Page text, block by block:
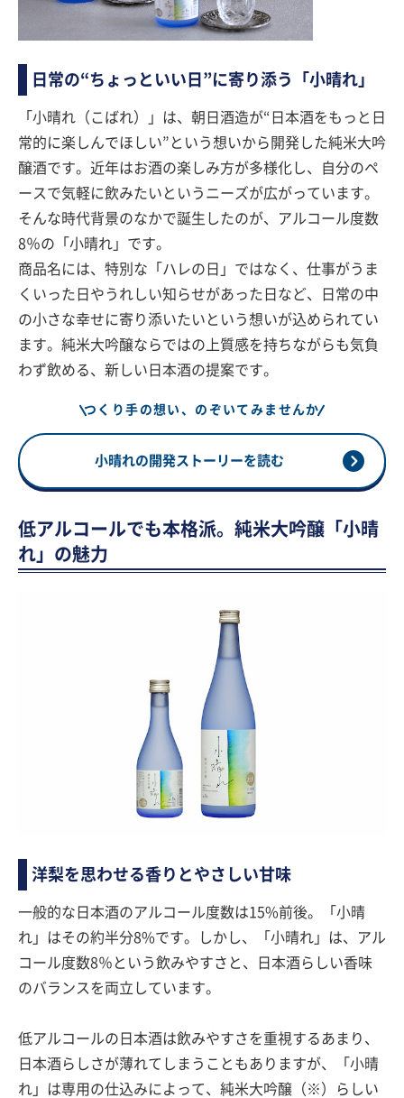
日常の“ちょっといい日”に寄り添う「小晴れ」
「小晴れ（こばれ）」は、朝日酒造が“日本酒をもっと日
常的に楽しんでほしい”という想いから開発した純米大吟
醸酒です。近年はお酒の楽しみ方が多様化し、自分のペ
ースで気軽に飲みたいというニーズが広がっています。
そんな時代背景のなかで誕生したのが、アルコール度数
8％の「小晴れ」です。
商品名には、特別な「ハレの日」ではなく、仕事がうま
くいった日やうれしい知らせがあった日など、日常の中
の小さな幸せに寄り添いたいという想いが込められてい
ます。純米大吟醸ならではの上質感を持ちながらも気負
わず飲める、新しい日本酒の提案です。
つくり手の想い、のぞいてみませんか
小晴れの開発ストーリーを読む
低アルコールでも本格派。純米大吟醸「小晴
れ」の魅力
洋梨を思わせる香りとやさしい甘味
一般的な日本酒のアルコール度数は15%前後。「小晴
れ」はその約半分8%です。しかし、「小晴れ」は、アル
コール度数8％という飲みやすさと、日本酒らしい香味
のバランスを両立しています。
低アルコールの日本酒は飲みやすさを重視するあまり、
日本酒らしさが薄れてしまうこともありますが、「小晴
れ」は専用の仕込みによって、純米大吟醸（※）らしい